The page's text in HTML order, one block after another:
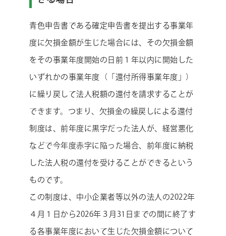
青色申告書である確定申告書を提出する事業年
度に欠損金額が生じた場合には、その欠損金額
をその事業年度開始の日前１年以内に開始した
いずれかの事業年度（「還付所得事業年度」）
に繰り戻して法人税額の還付を請求することが
できます。つまり、欠損金の繰戻しによる還付
制度は、前年度に黒字だった法人が、経営悪化
などで今年度赤字に陥った場合、前年度に納税
した法人税の還付を受けることができるという
ものです。
この制度は、中小企業者等以外の法人の2022年
４月１日から2026年３月31日までの間に終了す
る各事業年度において生じた欠損金額について